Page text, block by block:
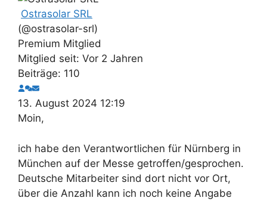
Ostrasolar SRL
(@ostrasolar-srl)
Premium Mitglied
Mitglied seit: Vor 2 Jahren
Beiträge: 110
13. August 2024 12:19
Moin,
ich habe den Verantwortlichen für Nürnberg in
München auf der Messe getroffen/gesprochen.
Deutsche Mitarbeiter sind dort nicht vor Ort,
über die Anzahl kann ich noch keine Angabe